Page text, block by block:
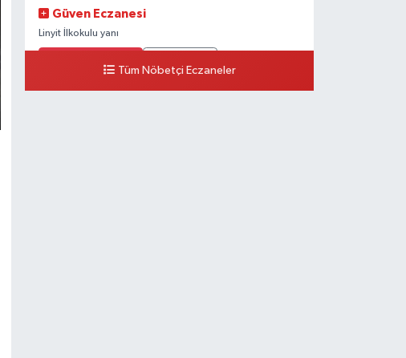
Güven Eczanesi
Linyit İlkokulu yanı
Tüm Nöbetçi Eczaneler